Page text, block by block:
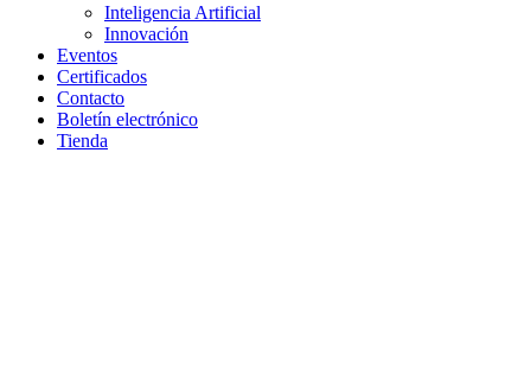
Inteligencia Artificial
Innovación
Eventos
Certificados
Contacto
Boletín electrónico
Tienda